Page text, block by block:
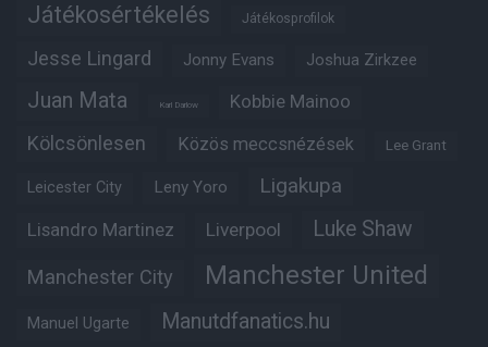
Játékosértékelés Játékosprofilok
Jesse Lingard Jonny Evans Joshua Zirkzee
Juan Mata Karl Darlow Kobbie Mainoo
Kölcsönlesen Közös meccsnézések Lee Grant
Leicester City Leny Yoro Ligakupa
Lisandro Martinez Liverpool Luke Shaw
Manchester City Manchester United
Manuel Ugarte Manutdfanatics.hu